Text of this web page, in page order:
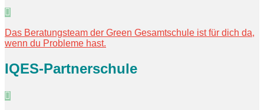
Das Beratungsteam der Green Gesamtschule ist für dich da,
wenn du Probleme hast.
IQES-Partnerschule